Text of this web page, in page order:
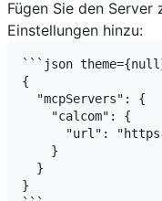
Fügen Sie den Server
Einstellungen hinzu:
```json
{
  "mcpServers": {
    "calcom": {
"url":
    }
  }
}